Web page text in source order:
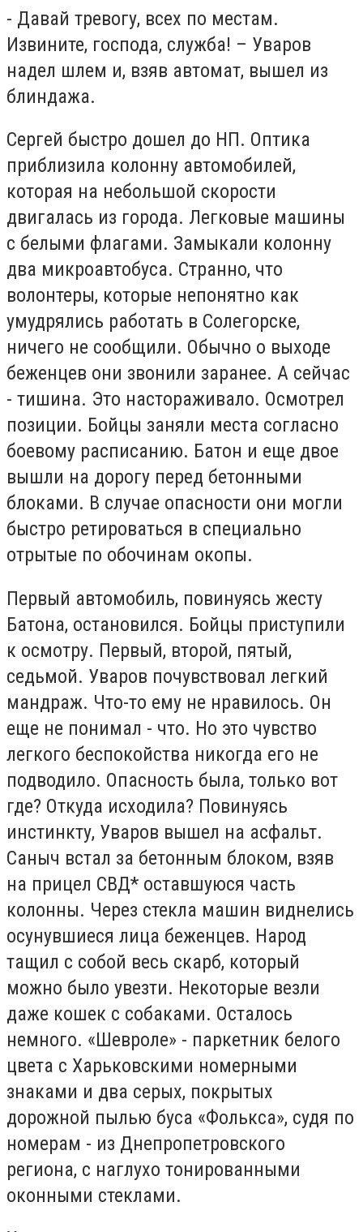
- Давай тревогу, всех по местам.
Извините, господа, служба! – Уваров
надел шлем и, взяв автомат, вышел из
блиндажа.
Сергей быстро дошел до НП. Оптика
приблизила колонну автомобилей,
которая на небольшой скорости
двигалась из города. Легковые машины
с белыми флагами. Замыкали колонну
два микроавтобуса. Странно, что
волонтеры, которые непонятно как
умудрялись работать в Солегорске,
ничего не сообщили. Обычно о выходе
беженцев они звонили заранее. А сейчас
- тишина. Это настораживало. Осмотрел
позиции. Бойцы заняли места согласно
боевому расписанию. Батон и еще двое
вышли на дорогу перед бетонными
блоками. В случае опасности они могли
быстро ретироваться в специально
отрытые по обочинам окопы.
Первый автомобиль, повинуясь жесту
Батона, остановился. Бойцы приступили
к осмотру. Первый, второй, пятый,
седьмой. Уваров почувствовал легкий
мандраж. Что-то ему не нравилось. Он
еще не понимал - что. Но это чувство
легкого беспокойства никогда его не
подводило. Опасность была, только вот
где? Откуда исходила? Повинуясь
инстинкту, Уваров вышел на асфальт.
Саныч встал за бетонным блоком, взяв
на прицел СВД* оставшуюся часть
колонны. Через стекла машин виднелись
осунувшиеся лица беженцев. Народ
тащил с собой весь скарб, который
можно было увезти. Некоторые везли
даже кошек с собаками. Осталось
немного. «Шевроле» - паркетник белого
цвета с Харьковскими номерными
знаками и два серых, покрытых
дорожной пылью буса «Фолькса», судя по
номерам - из Днепропетровского
региона, с наглухо тонированными
оконными стеклами.